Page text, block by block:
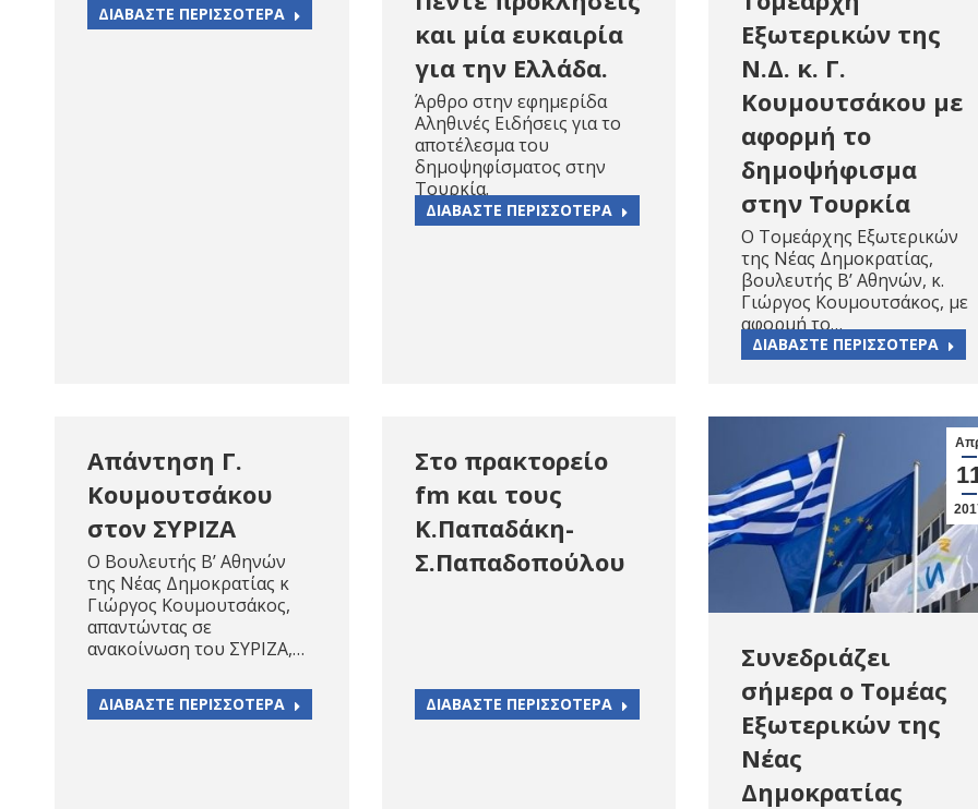
ΔΙΑΒΑΣΤΕ ΠΕΡΙΣΣΟΤΕΡΑ
και μία ευκαιρία
για την Ελλάδα.
Άρθρο στην εφημερίδα
Αληθινές Ειδήσεις για το
αποτέλεσμα του
δημοψηφίσματος στην
Τουρκία.
ΔΙΑΒΑΣΤΕ ΠΕΡΙΣΣΟΤΕΡΑ
Εξωτερικών της
Ν.Δ. κ. Γ.
Κουμουτσάκου με
αφορμή το
δημοψήφισμα
στην Τουρκία
Ο Τομεάρχης Εξωτερικών
της Νέας Δημοκρατίας,
βουλευτής Β’ Αθηνών, κ.
Γιώργος Κουμουτσάκος, με
αφορμή το…
ΔΙΑΒΑΣΤΕ ΠΕΡΙΣΣΟΤΕΡΑ
Απάντηση Γ.
Κουμουτσάκου
στον ΣΥΡΙΖΑ
Ο Βουλευτής Β’ Αθηνών
της Νέας Δημοκρατίας κ
Γιώργος Κουμουτσάκος,
απαντώντας σε
ανακοίνωση του ΣΥΡΙΖΑ,…
ΔΙΑΒΑΣΤΕ ΠΕΡΙΣΣΟΤΕΡΑ
Στο πρακτορείο
fm και τους
Κ.Παπαδάκη-
Σ.Παπαδοπούλου
ΔΙΑΒΑΣΤΕ ΠΕΡΙΣΣΟΤΕΡΑ
Συνεδριάζει
σήμερα ο Τομέας
Εξωτερικών της
Νέας
Δημοκρατίας